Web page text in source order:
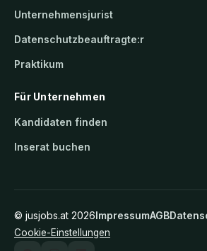
Unternehmensjurist
Datenschutzbeauftragte:r
Praktikum
Für Unternehmen
Kandidaten finden
Inserat buchen
© jusjobs.at 2026ImpressumAGB
Cookie-Einstellungen